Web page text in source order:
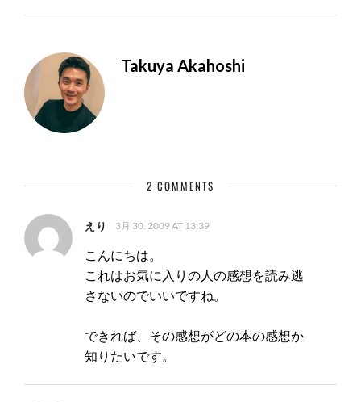
Takuya Akahoshi
2 COMMENTS
えり 3月 30. 2009 AT 13:39
こんにちは。
これはお気に入りの人の感想を読み逃
さないのでいいですね。
できれば、その感想がどの本の感想か
知りたいです。